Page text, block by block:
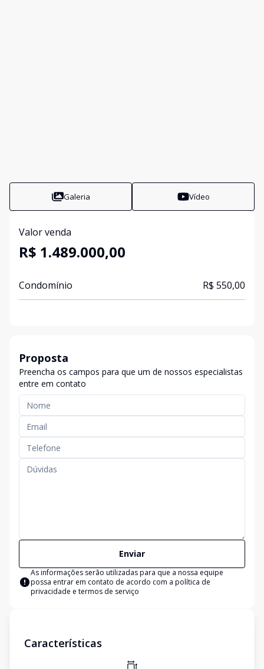
Galeria Vídeo
Valor venda
R$ 1.489.000,00
Condomínio R$ 550,00
Proposta
Preencha os campos para que um de nossos especialistas
entre em contato
Enviar
As informações serão utilizadas para que a nossa equipe
possa entrar em contato de acordo com a política de
privacidade e termos de serviço
Características